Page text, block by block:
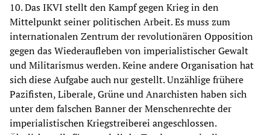
10. Das IKVI stellt den Kampf gegen Krieg in den
Mittelpunkt seiner politischen Arbeit. Es muss zum
internationalen Zentrum der revolutionären Opposition
gegen das Wiederaufleben von imperialistischer Gewalt
und Militarismus werden. Keine andere Organisation hat
sich diese Aufgabe auch nur gestellt. Unzählige frühere
Pazifisten, Liberale, Grüne und Anarchisten haben sich
unter dem falschen Banner der Menschenrechte der
imperialistischen Kriegstreiberei angeschlossen.